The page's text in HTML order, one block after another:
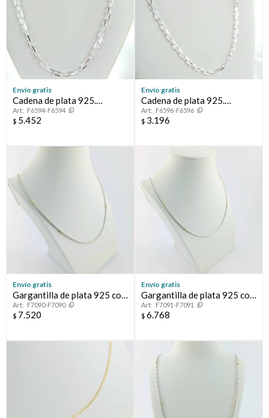
Envío gratis
Cadena de plata 925.
Modelo, FORCET, 60 cm
F6594-F6594
$ 5.452
Envío gratis
Cadena de plata 925.
Modelo, FORCET, 60 cm.
F6596-F6596
$ 3.196
Envío gratis
Gargantilla de plata 925 con
double de oro 18k.
F7090-F7090
$ 7.520
Envío gratis
Gargantilla de plata 925 con
double de oro 18k, 45 cm.
F7091-F7091
$ 6.768